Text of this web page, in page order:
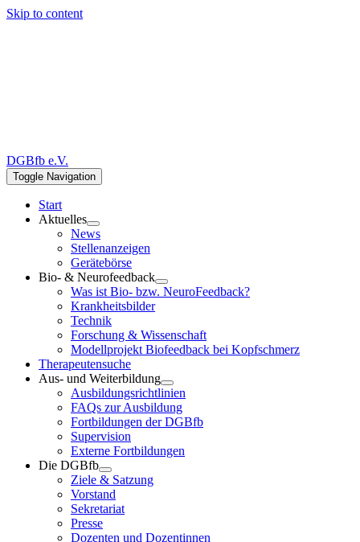
Skip to content
DGBfb e.V.
Toggle Navigation
Start
Aktuelles
News
Stellenanzeigen
Gerätebörse
Bio- & Neurofeedback
Was ist Bio- bzw. NeuroFeedback?
Krankheitsbilder
Technik
Forschung & Wissenschaft
Modellprojekt Biofeedback bei Kopfschmerz
Therapeutensuche
Aus- und Weiterbildung
Ausbildungsrichtlinien
FAQs zur Ausbildung
Fortbildungen der DGBfb
Supervision
Externe Fortbildungen
Die DGBfb
Ziele & Satzung
Vorstand
Sekretariat
Presse
Dozenten und Dozentinnen